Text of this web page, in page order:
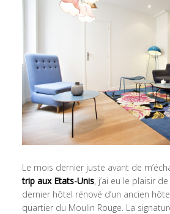
Le mois dernier juste avant de
trip aux Etats-Unis, j’ai eu le plaisir
dernier hôtel rénové d’un ancien
quartier du Moulin Rouge. La